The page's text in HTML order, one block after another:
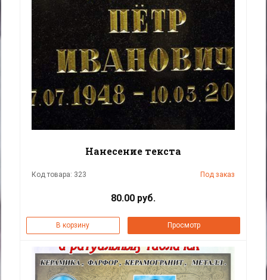
Нанесение текста
Код товара: 323 Под заказ
80.00 руб.
В корзину Просмотр